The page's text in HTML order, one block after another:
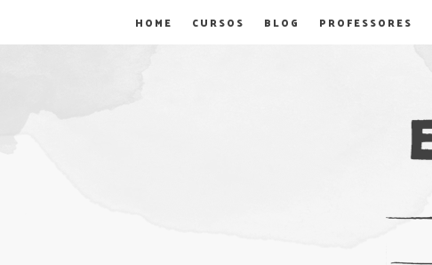
HOME CURSOS BLOG PROFESSORES